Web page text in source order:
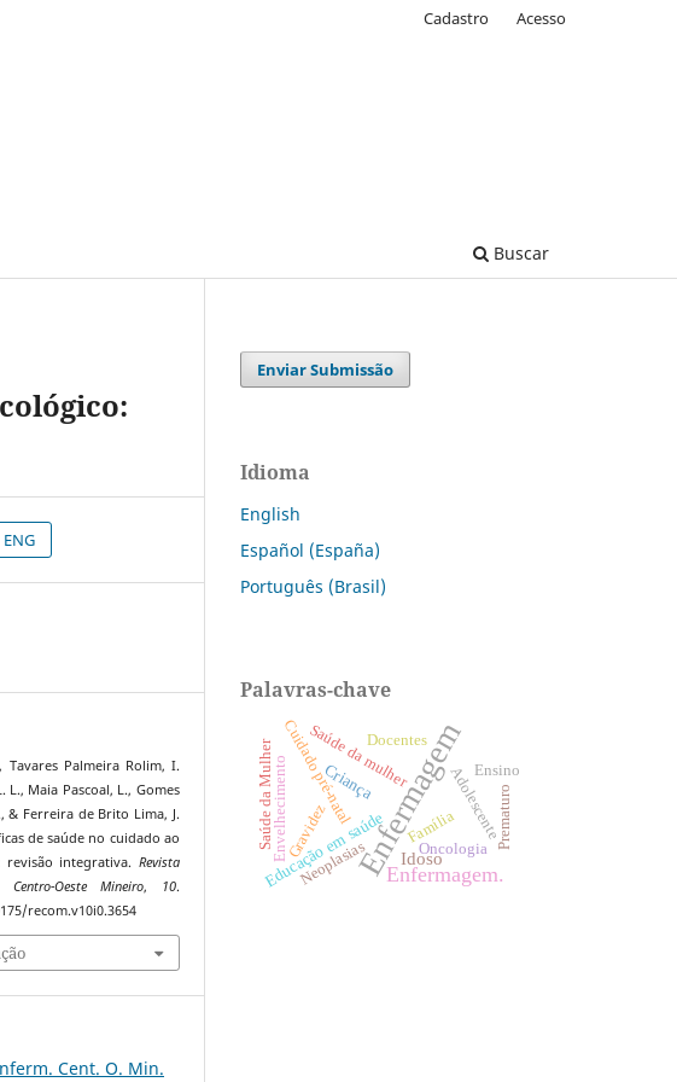
Buscar
Cadastro Acesso
ENG
Tavares Palmeira Rolim, I.
L., Maia Pascoal, L., Gomes
& Ferreira de Brito Lima, J.
de saúde no cuidado ao
revisão integrativa. Revista
Oeste Mineiro, 10.
recom.v10i0.3654
Cent. O. Min.
Enviar Submissão
Idioma
English
Español (España)
Português (Brasil)
Palavras-chave
Enfermagem
Enfermagem.
Idoso
Criança
Educação em saúde
Cuidado pré-natal
Envelhecimento Saúde da mulher
Adolescente
Família
Ensino
Neoplasias
Saúde da Mulher Oncologia
Docentes
Prematuro
Gravidez